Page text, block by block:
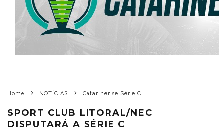
Home NOTÍCIAS Catarinense Série C
SPORT CLUB LITORAL/NEC
DISPUTARÁ A SÉRIE C